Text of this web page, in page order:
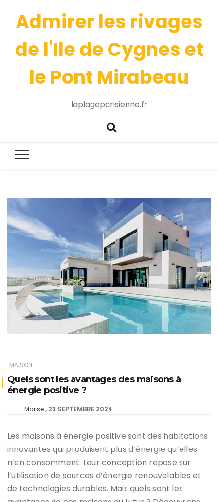
Admirer les rivages
de l'Ile de Cygnes et
le Pont Mirabeau
laplageparisienne.fr
MAISON
Quels sont les avantages des maisons à
énergie positive ?
Marise 23 SEPTEMBRE 2024
Les maisons à énergie positive sont des habitations
innovantes qui produisent plus d’énergie qu’elles
n’en consomment. Leur conception repose sur
l’utilisation de sources d’énergie renouvelables et
de technologies durables. Mais quels sont les